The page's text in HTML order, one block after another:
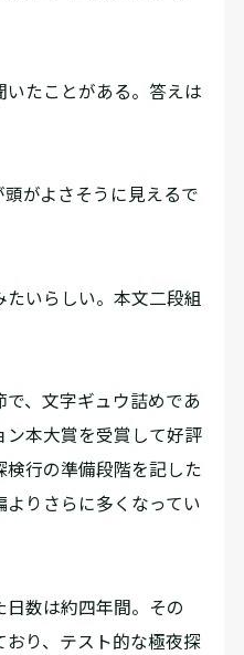
たことがある。答えは
頭がよさそうに見えるで
いらしい。本文二段組
、文字ギュウ詰めであ
ン本大賞を受賞して好評
行の準備段階を記した
りさらに多くなってい
数は約四年間。その
り、テスト的な極夜探